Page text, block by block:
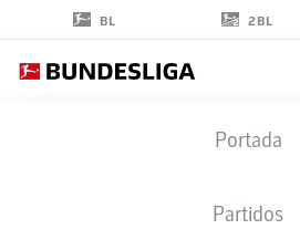
BL 2BL
Portada
Partidos